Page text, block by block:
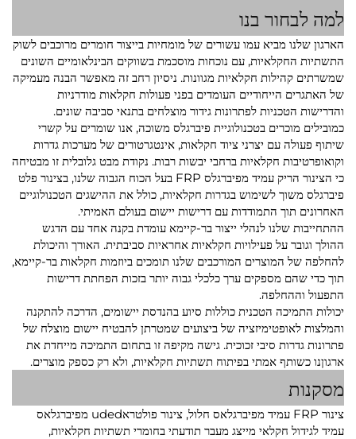
למה לבחור בנו
הארגון שלנו מביא עמו עשורים של מומחיות בייצור חומרים מרוכבים לשוק
התשתיות החקלאיות, עם נוכחות מוסכמת בשווקים הבינלאומיים השונים
שמשרתים קהילות חקלאיות מגוונות. ניסיון רחב זה מאפשר הבנה מעמיקה
של האתגרים הייחודיים העומדים בפני פעולות חקלאות מודרניות
והדרישות הטכניות לפתרונות גידור מוצלחים בתנאי סביבה שונים.
כמובילים מוכרים בטכנולוגיית פיברגלס משוכה, אנו שומרים על קשרי
שיתוף פעולה עם יצרני ציוד חקלאות, אינטגרטורים של מערכות גדרות
וקואופרטיבות חקלאיות ברחבי יבשות רבות. נקודת מבט גלובלית זו מבטיחה
כי הצינור הריק עמיד מפיברגלס FRP בעל הכוח הגבוה שלנו, בצינור פלט
פיברגלס משוך לשימוש בגדרות חקלאיות, כולל את ההישגים הטכנולוגיים
האחרונים תוך התמודדות עם דרישות יישום בעולם האמיתי.
ההתחייבות שלנו לנהלי ייצור בר-קיימא עומדת בקנה אחד עם הדגש
ההולך וגובר על פעילויות חקלאיות אחראיות סביבתית. האורך והיכולת
להחלפה של המוצרים המורכבים שלנו תומכים ביוזמות חקלאות בר-קיימא,
תוך כדי שהם מספקים ערך כלכלי גבוה יותר בזכות הפחתת דרישות
התפעול וההחלפה.
יכולות התמיכה הטכנית כוללות סיוע בהנדסת יישומים, הדרכה להתקנה
והמלצות לאופטימיזציה של ביצועים שמטרתן להבטיח יישום מוצלח של
פתרונות גדרות סיבי זכוכית. גישה מקיפה זו בתחום התמיכה מייחדת את
ארגוןנו כשותף אמתי בפיתוח תשתיות חקלאיות, ולא רק כספק מוצרים.
מסקנות
צינור FRP עמיד מפיברגלאס חלול, צינור פולטראuded מפיברגלאס
עמיד לגידול חקלאי מייצג מעבר תודעתי בחומרי תשתיות חקלאיות,